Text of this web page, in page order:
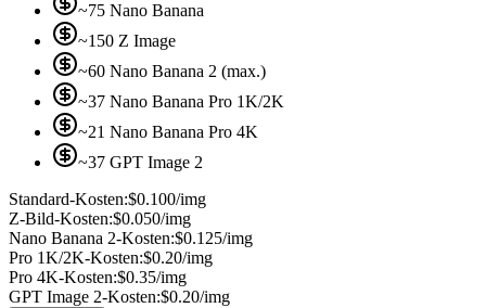
~75 Nano Banana
~150 Z Image
~60 Nano Banana 2 (max.)
~37 Nano Banana Pro 1K/2K
~21 Nano Banana Pro 4K
~37 GPT Image 2
Standard-Kosten:$0.100/img
Z-Bild-Kosten:$0.050/img
Nano Banana 2-Kosten:$0.125/img
Pro 1K/2K-Kosten:$0.20/img
Pro 4K-Kosten:$0.35/img
GPT Image 2-Kosten:$0.20/img